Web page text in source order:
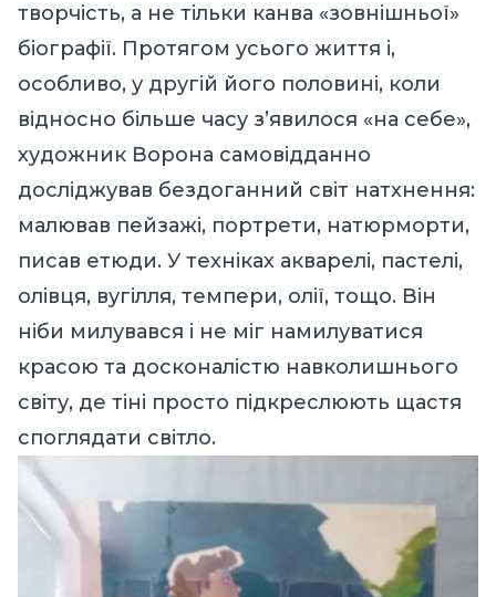
творчість, а не тільки канва «зовнішньої»
біографії. Протягом усього життя і,
особливо, у другій його половині, коли
відносно більше часу з’явилося «на себе»,
художник Ворона самовідданно
досліджував бездоганний світ натхнення:
малював пейзажі, портрети, натюрморти,
писав етюди. У техніках акварелі, пастелі,
олівця, вугілля, темпери, олії, тощо. Він
ніби милувався і не міг намилуватися
красою та досконалістю навколишнього
світу, де тіні просто підкреслюють щастя
споглядати світло.